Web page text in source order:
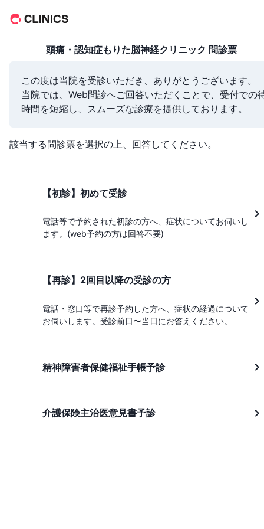
頭痛・認知症もりた脳神経クリニック 問診票
この度は当院を受診いただき、ありがとうございます。
当院では、Web問診へご回答いただくことで、受付での
時間を短縮し、スムーズな診療を提供しております。
該当する問診票を選択の上、回答してください。
【初診】初めて受診
電話等で予約された初診の方へ、症状についてお伺いし
ます。(web予約の方は回答不要)
【再診】2回目以降の受診の方
電話・窓口等で再診予約した方へ、症状の経過について
お伺いします。受診前日〜当日にお答えください。
精神障害者保健福祉手帳予診
介護保険主治医意見書予診